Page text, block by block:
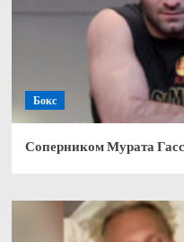
Бокс
Соперником Мурата